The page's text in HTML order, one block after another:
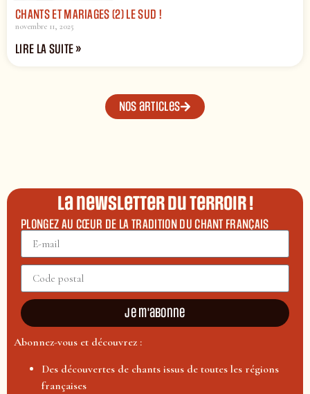
CHANTS ET MARIAGES (2) LE SUD !
novembre 11, 2025
LIRE LA SUITE »
Nos articles
La newsletter du terroir !
PLONGEZ AU CŒUR DE LA TRADITION DU CHANT FRANÇAIS
Je m'abonne
Abonnez-vous et découvrez :
Des découvertes de chants issus de toutes les régions
françaises